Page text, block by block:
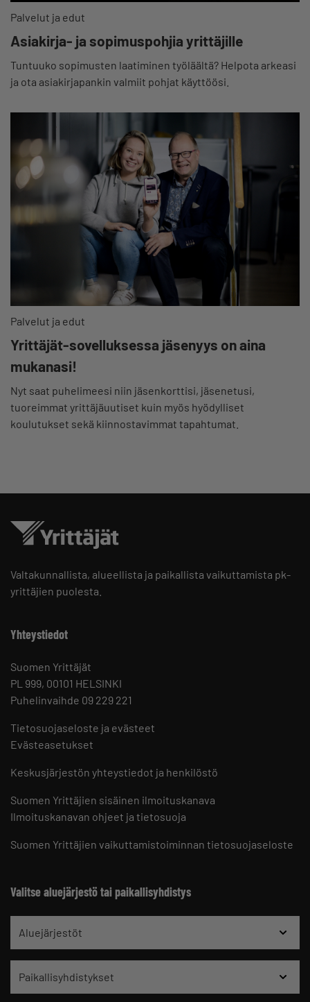
Palvelut ja edut
Asiakirja- ja sopimuspohjia yrittäjille
Tuntuuko sopimusten laatiminen työläältä? Helpota arkeasi
ja ota asiakirjapankin valmiit pohjat käyttöösi.
Palvelut ja edut
Yrittäjät-sovelluksessa jäsenyys on aina
mukanasi!
Nyt saat puhelimeesi niin jäsenkorttisi, jäsenetusi,
tuoreimmat yrittäjäuutiset kuin myös hyödylliset
koulutukset sekä kiinnostavimmat tapahtumat.
Valtakunnallista, alueellista ja paikallista vaikuttamista pk-
yrittäjien puolesta.
Yhteystiedot
Suomen Yrittäjät
PL 999, 00101 HELSINKI
Puhelinvaihde 09 229 221
Tietosuojaseloste ja evästeet
Evästeasetukset
Keskusjärjestön yhteystiedot ja henkilöstö
Suomen Yrittäjien sisäinen ilmoituskanava
Ilmoituskanavan ohjeet ja tietosuoja
Suomen Yrittäjien vaikuttamistoiminnan tietosuojaseloste
Valitse aluejärjestö tai paikallisyhdistys
Aluejärjestöt
Paikallisyhdistykset